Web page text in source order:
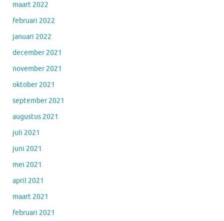
maart 2022
februari 2022
januari 2022
december 2021
november 2021
oktober 2021
september 2021
augustus 2021
juli 2021
juni 2021
mei 2021
april 2021
maart 2021
februari 2021